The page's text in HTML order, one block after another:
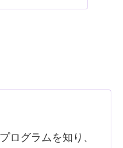
ログラムを知り、